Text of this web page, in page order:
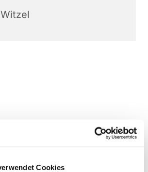
Cookies